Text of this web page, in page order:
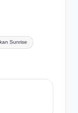
Sunrise